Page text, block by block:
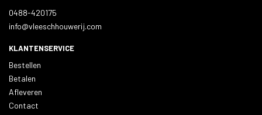
0488-420175
info@vleeschhouwerij.com
KLANTENSERVICE
Bestellen
Betalen
Afleveren
Contact